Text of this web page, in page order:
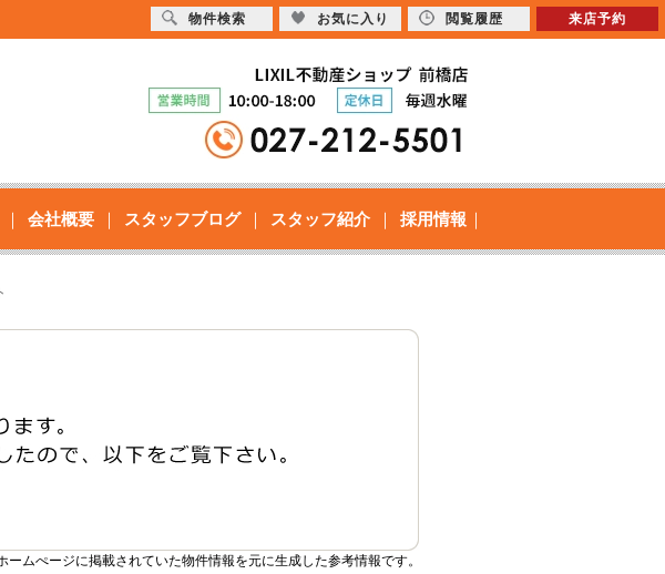
会社概要 スタッフブログ スタッフ紹介 採用情報
ムぺージに掲載されていた物件情報を元に生成した参考情報です。
物件検索 お気に入り 閲覧履歴 来店予約